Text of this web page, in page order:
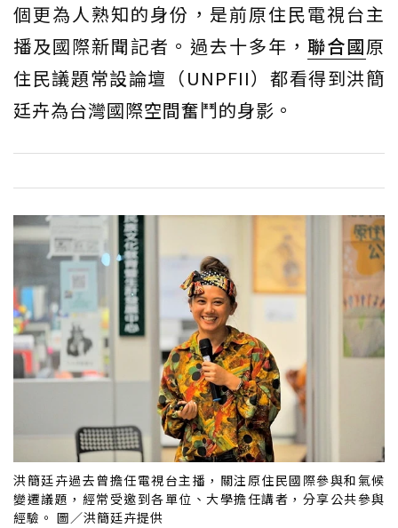
個更為人熟知的身份，是前原住民電視台主
播及國際新聞記者。過去十多年， 聯合國原
住民議題常設論壇（UNPFII）都看得到洪簡
廷卉為台灣國際空間奮鬥的身影。
洪簡廷卉過去曾擔任電視台主播，關注原住民國際參與和氣候
變遷議題，經常受邀到各單位、大學擔任講者，分享公共參與
經驗。 圖／洪簡廷卉提供